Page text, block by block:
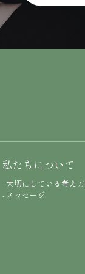
私たちについて
- 大切にしている考え方
- メッセージ